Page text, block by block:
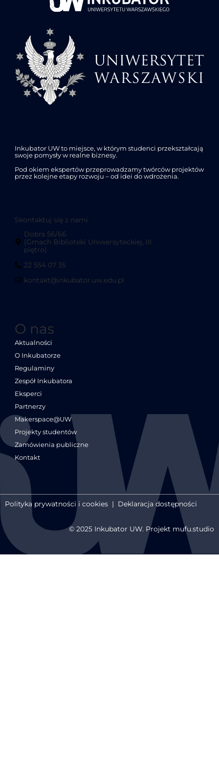
Inkubator UW to miejsce, w którym studenci przekształcają
swoje pomysły w realne biznesy.
Pod okiem ekspertów przeprowadzamy twórców projektów
przez kolejne etapy rozwoju – od idei do wdrożenia.
Skontaktuj się z nami
Dobra 56/66
(Gmach Biblioteki Uniwersyteckiej, III
piętro)
22 554 07 35
kontakt@inkubator.uw.edu.pl
O nas
Aktualności
O Inkubatorze
Regulaminy
Zespół Inkubatora
Eksperci
Partnerzy
Makerspace@UW
Projekty studentów
Zamówienia publiczne
Kontakt
Polityka prywatności i cookies | Deklaracja dostępności
© 2025 Inkubator UW. Projekt mufu.studio